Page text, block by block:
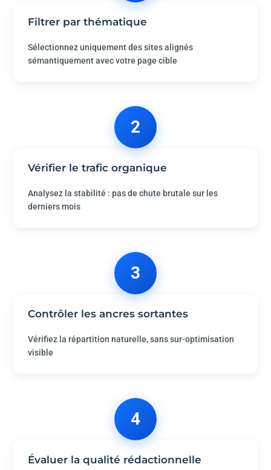
Filtrer par thématique
Sélectionnez uniquement des sites alignés
sémantiquement avec votre page cible
2
Vérifier le trafic organique
Analysez la stabilité : pas de chute brutale sur les
derniers mois
3
Contrôler les ancres sortantes
Vérifiez la répartition naturelle, sans sur-optimisation
visible
4
Évaluer la qualité rédactionnelle